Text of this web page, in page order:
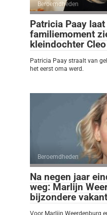
Beroemdheden
Patricia Paay
familiemoment
kleindochter
Patricia Paay straalt van
het eerst oma werd.
Beroemdheden
Na negen jaar
weg: Marlijn
bijzondere
Voor Marlijn Weerdenburg